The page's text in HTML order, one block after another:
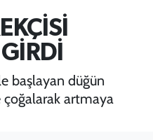
başlayan düğün
artmaya